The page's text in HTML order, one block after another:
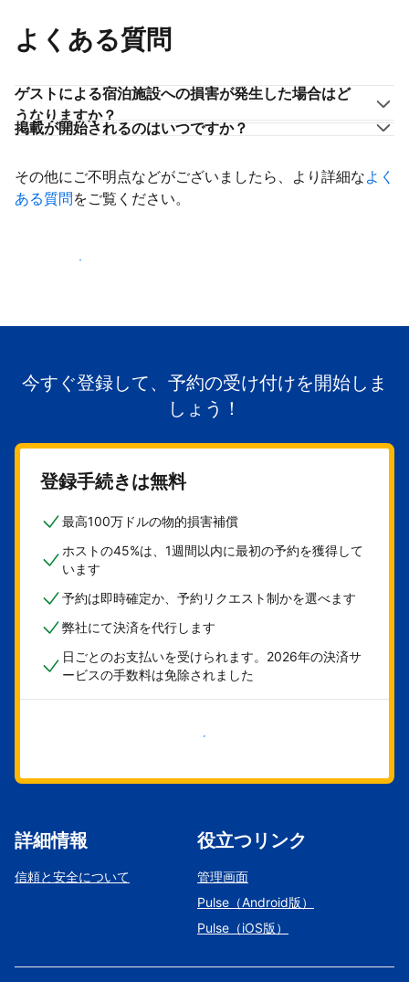
よくある質問
ゲストによる宿泊施設への損害が発生した場合はど
うなりますか？
掲載が開始されるのはいつですか？
その他にご不明点などがございましたら、より詳細なよく
ある質問をご覧ください。
掲載を開始する
今すぐ登録して、予約の受け付けを開始しま
しょう！
登録手続きは無料
最高100万ドルの物的損害補償
ホストの45%は、1週間以内に最初の予約を獲得して
います
予約は即時確定か、予約リクエスト制かを選べます
弊社にて決済を代行します
日ごとのお支払いを受けられます。2026年の決済サ
ービスの手数料は免除されました
今すぐ始める
詳細情報
信頼と安全について
役立つリンク
管理画面
Pulse（Android版）
Pulse（iOS版）